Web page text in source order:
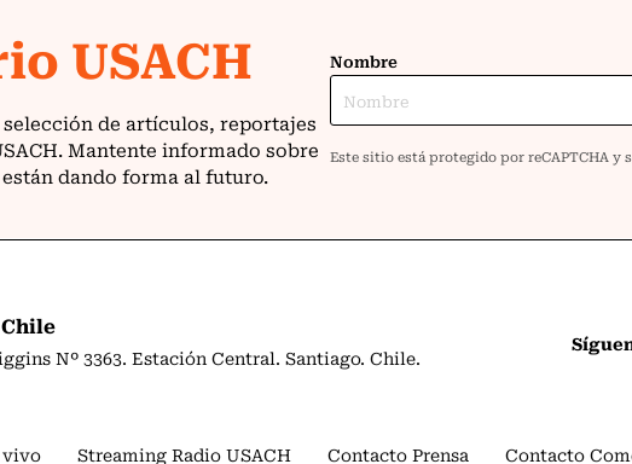
Nº 3363. Estación Central. Santiago. Chile.
vivo Streaming Radio USACH Contacto Prensa Contacto